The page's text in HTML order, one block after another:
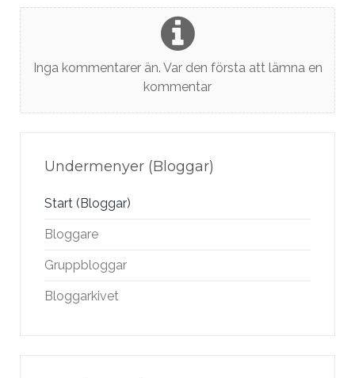
Inga kommentarer än. Var den första att lämna en
kommentar
Undermenyer (Bloggar)
Start (Bloggar)
Bloggare
Gruppbloggar
Bloggarkivet